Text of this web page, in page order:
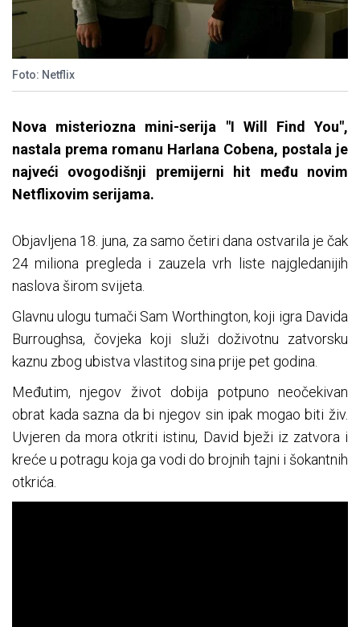
Foto: Netflix
Nova misteriozna mini-serija "I Will Find You",
nastala prema romanu Harlana Cobena, postala je
najveći ovogodišnji premijerni hit među novim
Netflixovim serijama.
Objavljena 18. juna, za samo četiri dana ostvarila je čak
24 miliona pregleda i zauzela vrh liste najgledanijih
naslova širom svijeta.
Glavnu ulogu tumači Sam Worthington, koji igra Davida
Burroughsa, čovjeka koji služi doživotnu zatvorsku
kaznu zbog ubistva vlastitog sina prije pet godina.
Međutim, njegov život dobija potpuno neočekivan
obrat kada sazna da bi njegov sin ipak mogao biti živ.
Uvjeren da mora otkriti istinu, David bježi iz zatvora i
kreće u potragu koja ga vodi do brojnih tajni i šokantnih
otkrića.